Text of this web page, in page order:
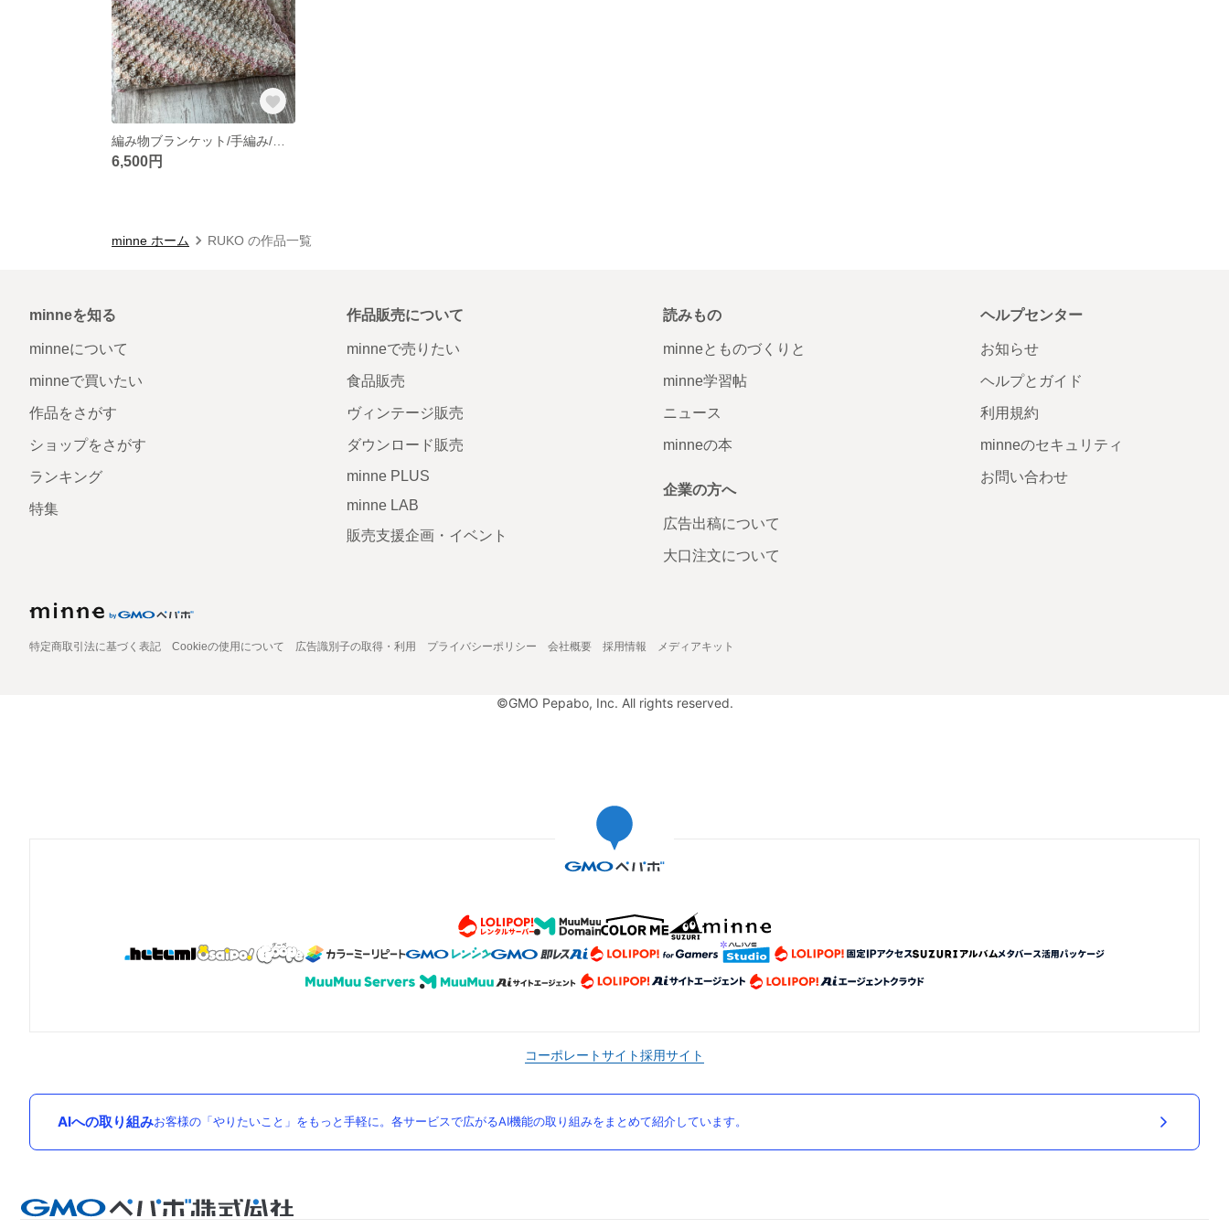
6,500円
minne ホーム RUKO の作品一覧
minneを知る
minneについて
minneで買いたい
作品をさがす
ショップをさがす
ランキング
特集
作品販売について
minneで売りたい
食品販売
ヴィンテージ販売
ダウンロード販売
minne PLUS
minne LAB
販売支援企画・イベント
読みもの
minneとものづくりと
minne学習帖
ニュース
minneの本
企業の方へ
広告出稿について
大口注文について
ヘルプセンター
お知らせ
ヘルプとガイド
利用規約
minneのセキュリティ
お問い合わせ
特定商取引法に基づく表記 Cookieの使用について 広告識別子の取得・利用 プライバシーポリシー 会社概要 採用情報 メディアキット
©GMO Pepabo, Inc. All rights reserved.
コーポレートサイト採用サイト
AIへの取り組みお客様の「やりたいこと」をもっと手軽に。各サービスで広がるAI機能の取り組みをまとめて紹介しています。